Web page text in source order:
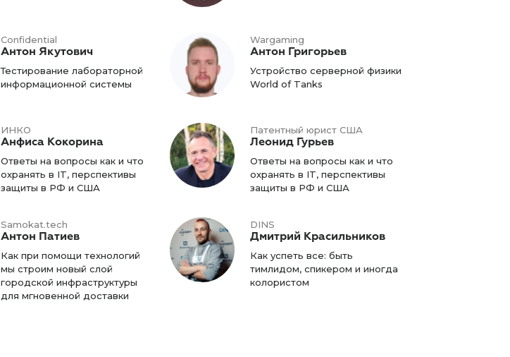
Confidential
Антон Якутович
Тестирование лабораторной
информационной системы
Wargaming
Антон Григорьев
Устройство серверной физики
World of Tanks
ИНКО
Анфиса Кокорина
Ответы на вопросы как и что
охранять в IT, перспективы
защиты в РФ и США
Патентный юрист США
Леонид Гурьев
Ответы на вопросы как и что
охранять в IT, перспективы
защиты в РФ и США
Samokat.tech
Антон Патиев
Как при помощи технологий
мы строим новый слой
городской инфраструктуры
для мгновенной доставки
DINS
Дмитрий Красильников
Как успеть все: быть
тимлидом, спикером и иногда
колористом